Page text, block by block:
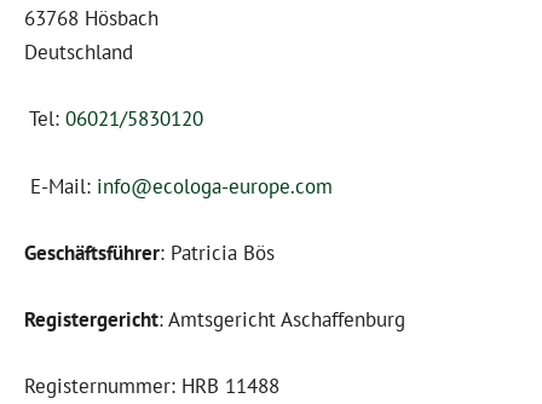
63768 Hösbach
Deutschland
Tel: 06021/5830120
E-Mail: info@ecologa-europe.com
Geschäftsführer: Patricia Bös
Registergericht: Amtsgericht Aschaffenburg
Registernummer: HRB 11488